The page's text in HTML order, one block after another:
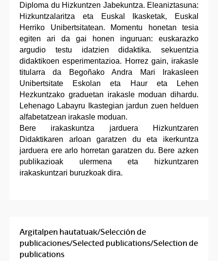
Diploma du Hizkuntzen Jabekuntza. Eleaniztasuna:
Hizkuntzalaritza eta Euskal Ikasketak, Euskal
Herriko Unibertsitatean. Momentu honetan tesia
egiten ari da gai honen inguruan: euskarazko
argudio testu idatzien didaktika. sekuentzia
didaktikoen esperimentazioa. Horrez gain, irakasle
titularra da Begoñako Andra Mari Irakasleen
Unibertsitate Eskolan eta Haur eta Lehen
Hezkuntzako graduetan irakasle moduan dihardu.
Lehenago Labayru Ikastegian jardun zuen helduen
alfabetatzean irakasle moduan.
Bere irakaskuntza jarduera Hizkuntzaren
Didaktikaren arloan garatzen du eta ikerkuntza
jarduera ere arlo horretan garatzen du. Bere azken
publikazioak ulermena eta hizkuntzaren
irakaskuntzari buruzkoak dira.
Argitalpen hautatuak/Selección de
publicaciones/Selected publications/Selection de
publications